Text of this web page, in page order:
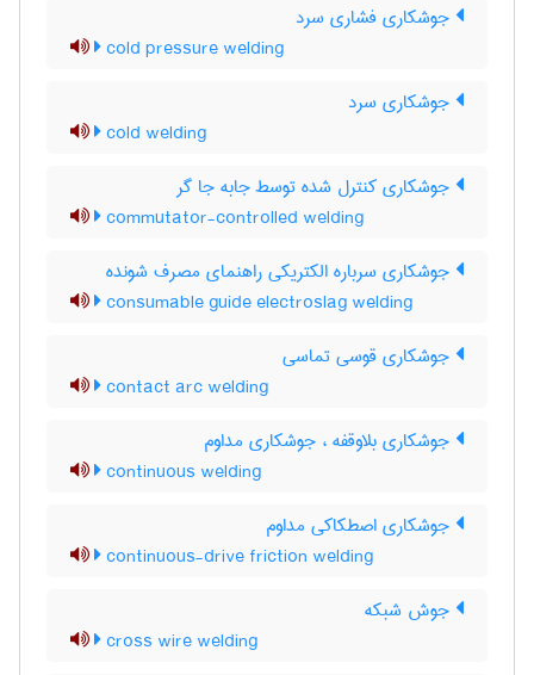
جوشکاری فشاری سرد
cold pressure welding
جوشکاری سرد
cold welding
جوشکاری کنترل شده توسط جابه جا گر
commutator-controlled welding
جوشکاری سرباره الکتریکی راهنمای مصرف شونده
consumable guide electroslag welding
جوشکاری قوسی تماسی
contact arc welding
جوشکاری بلاوقفه ، جوشکاری مداوم
continuous welding
جوشکاری اصطکاکی مداوم
continuous-drive friction welding
جوش شبکه
cross wire welding